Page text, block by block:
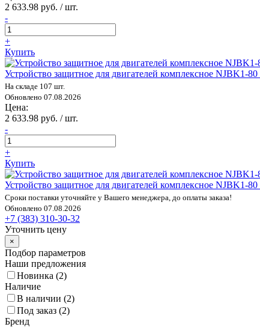
2 633.98 руб. / шт.
-
+
Купить
Устройство защитное для двигателей комплексное
На складе 107 шт.
Обновлено 07.08.2026
Цена:
2 633.98 руб. / шт.
-
+
Купить
Устройство защитное для двигателей комплексное
Сроки поставки уточняйте у Вашего менеджера, до оплаты заказа!
Обновлено 07.08.2026
+7 (383) 310-30-32
Уточнить цену
×
Подбор параметров
Наши предложения
Новинка (2)
Наличие
В наличии (2)
Под заказ (2)
Бренд